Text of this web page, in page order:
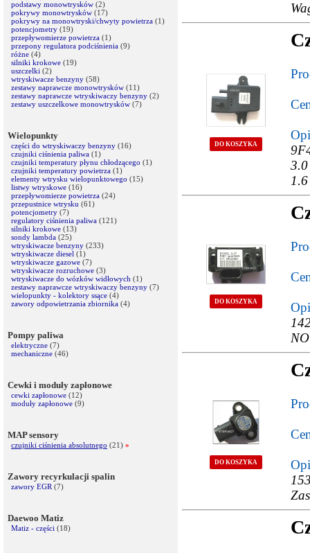
podstawy monowtrysków (2)
pokrywy monowtrysków (17)
pokrywy na monowtryski/chwyty powietrza (1)
potencjometry (19)
przepływomierze powietrza (1)
przepony regulatora podciśnienia (9)
różne (4)
silniki krokowe (19)
uszczelki (2)
wtryskiwacze benzyny (58)
zestawy naprawcze monowtrysków (11)
zestawy naprawcze wtryskiwaczy benzyny (2)
zestawy uszczelkowe monowtrysków (7)
Wielopunkty
części do wtryskiwaczy benzyny (16)
czujniki ciśnienia paliwa (1)
czujniki temperatury płynu chłodzącego (1)
czujniki temperatury powietrza (1)
elementy wtrysku wielopunktowego (15)
listwy wtryskowe (16)
przepływomierze powietrza (24)
przepustnice wtrysku (61)
potencjometry (7)
regulatory ciśnienia paliwa (121)
silniki krokowe (13)
sondy lambda (25)
wtryskiwacze benzyny (233)
wtryskiwacze diesel (1)
wtryskiwacze gazowe (7)
wtryskiwacze rozruchowe (3)
wtryskiwacze do wózków widłowych (1)
zestawy naprawcze wtryskiwaczy benzyny (7)
wielopunkty - kolektory ssące (4)
zawory odpowietrzania zbiornika (4)
Pompy paliwa
elektryczne (7)
mechaniczne (46)
Cewki i moduły zapłonowe
cewki zapłonowe (12)
moduły zapłonowe (9)
MAP sensory
czujniki ciśnienia absolutnego (21) »
Zawory recyrkulacji spalin
zawory EGR (7)
Daewoo Matiz
Matiz - części (18)
DO KOSZYKA
DO KOSZYKA
DO KOSZYKA